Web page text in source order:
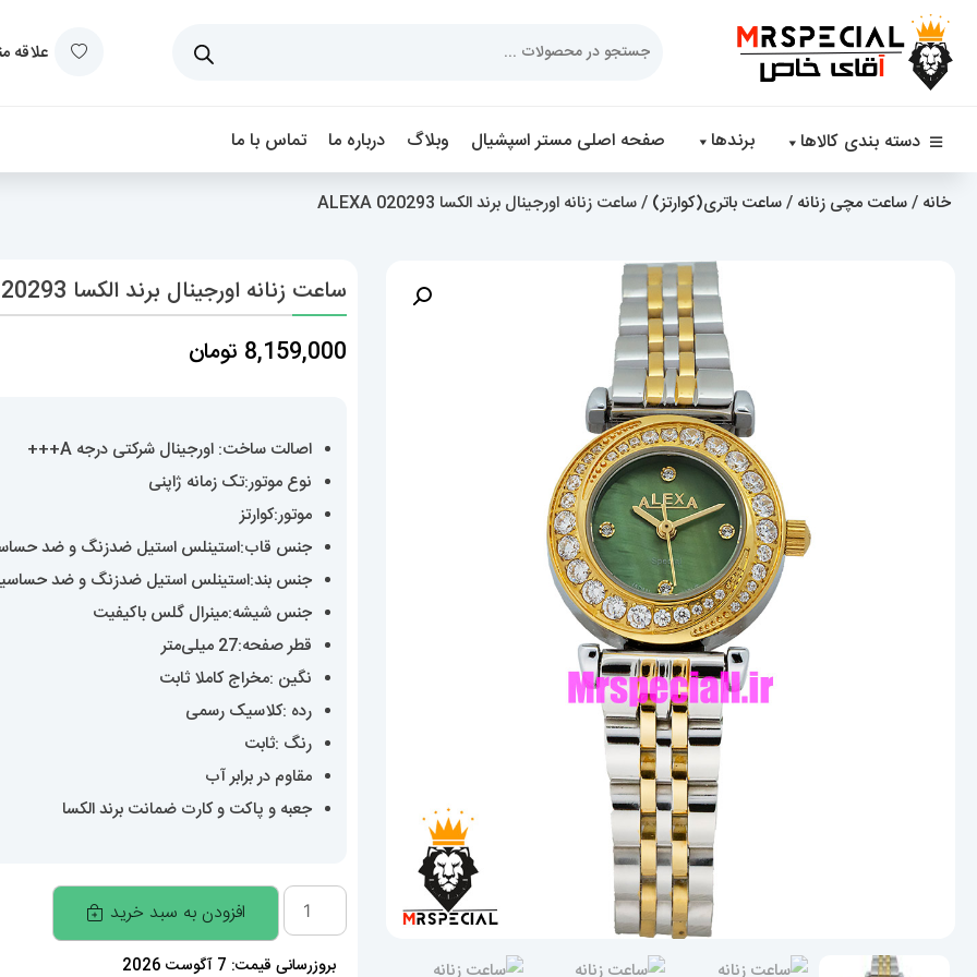
علاقه
دسته بندی کالاها برندها صفحه اصلی مستر اسپشیال وبلاگ درباره ما تماس با ما
خانه /ساعت مچی زنانه /ساعت باتری(کوارتز) / ساعت زنانه اورجینال برند الکسا 020293 ALEXA
ساعت زنانه اورجینال برند الکسا 020293 ALEXA
8,159,000 تومان
اصالت ساخت: اورجینال شرکتی درجه A+++
نوع موتور:تک زمانه ژاپنی
موتور:کوارتز
جنس قاب:استینلس استیل ضدزنگ و ضد
جنس بند:استینلس استیل ضدزنگ و ضد
جنس شیشه:مینرال گلس باکیفیت
قطر صفحه:27 میلی‌متر
نگین :مخراج کاملا ثابت
رده :کلاسیک رسمی
رنگ :ثابت
مقاوم در برابر آب
جعبه و پاکت و کارت ضمانت برند الکسا
ساعت
زنانه
اورجینال
افزودن به سبد خرید
بروزرسانی قیمت: 7 آگوست 2026